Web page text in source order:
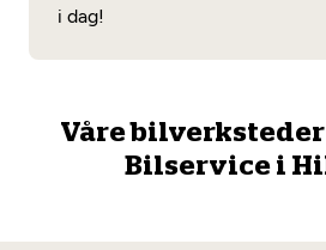
Mekonomen Fleet
i dag!
Våre
Bilservice i